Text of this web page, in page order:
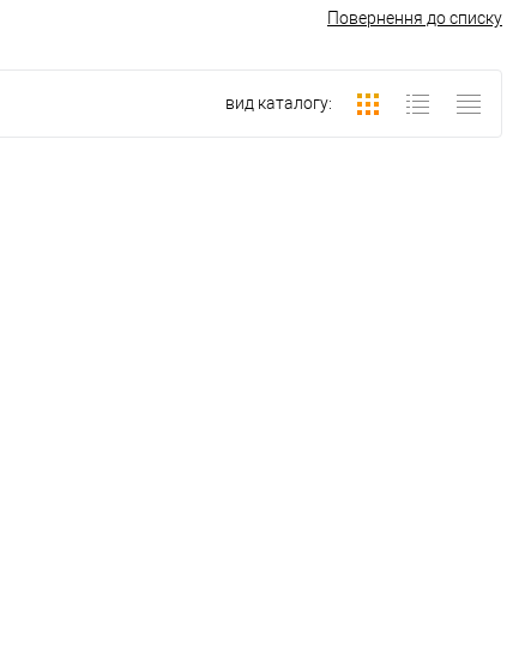
Повернення до списку
вид каталогу: